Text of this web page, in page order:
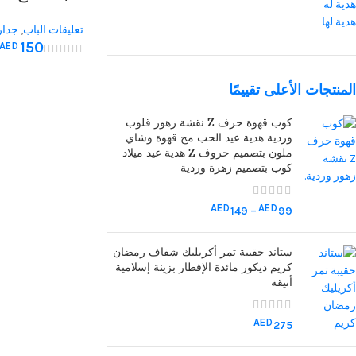
هدية له
هدية لها
المنتجات الأعلى تقييمًا
كوب قهوة حرف Z نقشة زهور قلوب
وردية هدية عيد الحب مج قهوة وشاي
ملون بتصميم حروف Z هدية عيد ميلاد
كوب بتصميم زهرة وردية
AED 99
–
AED149
ستاند حقيبة تمر أكريليك شفاف رمضان
كريم ديكور مائدة الإفطار بزينة إسلامية
أنيقة
AED 275
بالخير”
تعليقات الباب,
AED 150